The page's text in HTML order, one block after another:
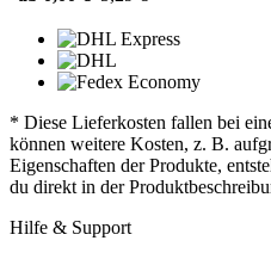
* Diese Lieferkosten fallen bei
können weitere Kosten, z. B.
Eigenschaften der Produkte,
du direkt in der
Hilfe & Support